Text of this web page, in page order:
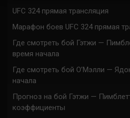
UFC 324 прямая трансляция
Марафон боев UFC 324 прямая
Где смотреть бой Гэтжи —
время начала
Где смотреть бой О’Мэлли —
начала
Прогноз на бой Гэтжи —
коэффициенты